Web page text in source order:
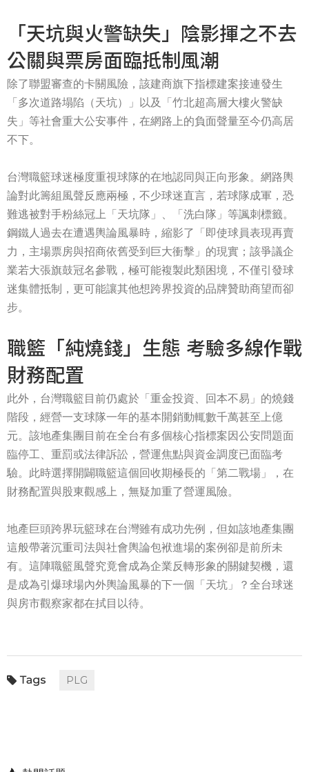
「天坑與火警缺失」陰影揮之不去
公關與票房面臨抵制風潮
除了聯盟審查的卡關風險，該建商旗下指標建案接連發生
「多次道路塌陷（天坑）」以及「竹北超高層大樓火警缺
失」等社會重大公安事件，在網路上的負面聲量至今仍高居
不下。
台灣職籃球迷極度重視球隊的在地認同與正向形象。網路輿
論對此籌組風聲反應兩極，不少球迷直言，若球隊成軍，恐
難逃被對手粉絲冠上「天坑隊」、「洗白隊」等諷刺標籤。
鋼鐵人過去在遭遇輿論風暴時，縮影了「即使球員表現再賣
力，主場票房與招商依舊受到巨大衝擊」的現實；該爭議企
業若大張旗鼓冠名參戰，極可能複製此類困境，不僅引發球
迷集體抵制，更可能讓其他想跨界投資的品牌贊助商望而卻
步。
職籃「純燒錢」生態 考驗多線作戰
財務配置
此外，台灣職籃目前仍處於「重金投資、回本不易」的燒錢
階段，經營一支球隊一年的基本開銷動輒數千萬甚至上億
元。該地產集團目前在全台有多個核心指標案因公安問題面
臨停工、重罰或法律訴訟，營運焦點與資金調度已面臨考
驗。此時選擇開闢職籃這個回收期極長的「第二戰場」，在
財務配置與股東觀感上，無疑加重了營運風險。
地產巨頭跨界玩籃球在台灣雖有成功先例，但如該地產集團
這般帶著沉重司法與社會輿論包袱進場的案例卻是前所未
有。這陣職籃風聲究竟會成為企業反轉形象的關鍵契機，還
是成為引爆球場內外輿論風暴的下一個「天坑」？全台球迷
與房市觀察家都在拭目以待。
PLG